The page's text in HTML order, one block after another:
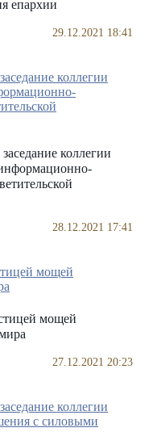
епархии
29.12.2021 18:41
коллегии
28.12.2021 17:41
мощей
27.12.2021 20:23